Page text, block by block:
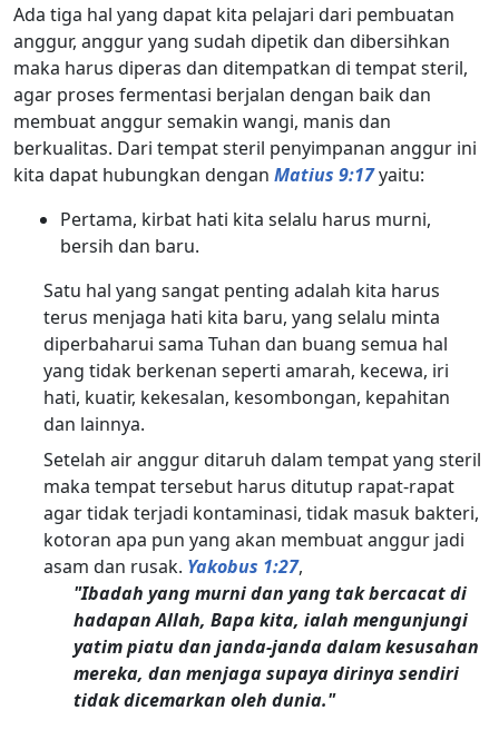
Ada tiga hal yang dapat kita pelajari dari pembuatan
anggur, anggur yang sudah dipetik dan dibersihkan
maka harus diperas dan ditempatkan di tempat steril,
agar proses fermentasi berjalan dengan baik dan
membuat anggur semakin wangi, manis dan
berkualitas. Dari tempat steril penyimpanan anggur ini
kita dapat hubungkan dengan Matius 9:17yaitu:
Pertama, kirbat hati kita selalu harus murni,
bersih dan baru.
Satu hal yang sangat penting adalah kita harus
terus menjaga hati kita baru, yang selalu minta
diperbaharui sama Tuhan dan buang semua hal
yang tidak berkenan seperti amarah, kecewa, iri
hati, kuatir, kekesalan, kesombongan, kepahitan
dan lainnya.
Setelah air anggur ditaruh dalam tempat yang steril
maka tempat tersebut harus ditutup rapat-rapat
agar tidak terjadi kontaminasi, tidak masuk bakteri,
kotoran apa pun yang akan membuat anggur jadi
asam dan rusak. Yakobus 1:27,
"Ibadah yang murni dan yang tak bercacat di
hadapan Allah, Bapa kita, ialah mengunjungi
yatim piatu dan janda-janda dalam kesusahan
mereka, dan menjaga supaya dirinya sendiri
tidak dicemarkan oleh dunia."